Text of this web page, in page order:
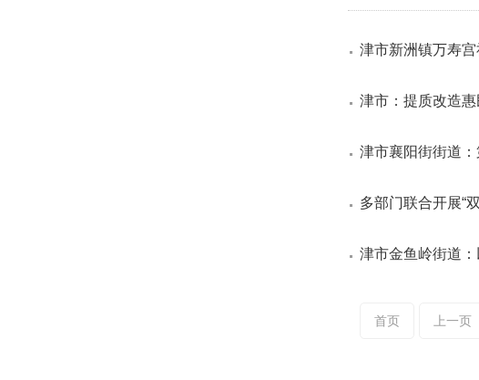
津市新洲镇万寿宫
津市：提质改造
津市襄阳街街道
多部门联合开展“
津市金鱼岭街道
首页 上一页